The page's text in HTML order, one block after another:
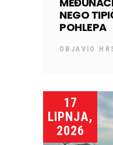
NEGO
POHLEPA
OBJAVIO
17
LIPNJA,
2026